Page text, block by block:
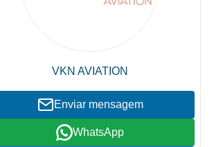
VKN AVIATION
Enviar mensagem
WhatsApp